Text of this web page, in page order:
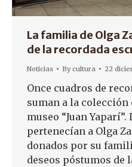
La familia de Olga
de la recordada
Noticias Bycultura 22
Once cuadros de
suman a la colección
museo “Juan
pertenecían a Olga
donados por su
deseos póstumos de